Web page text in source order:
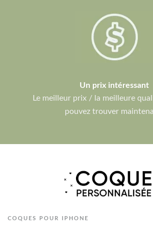
Un prix intéressant
Le meilleur prix / la meilleure
pouvez trouver
COQUES POUR IPHONE